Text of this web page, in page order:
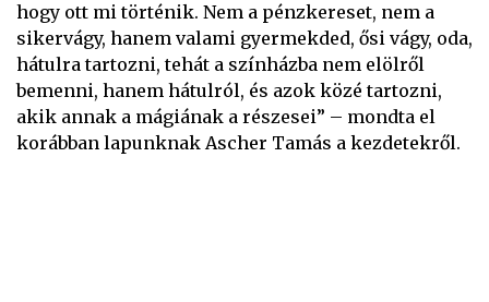
hogy ott mi történik. Nem a pénzkereset, nem a
sikervágy, hanem valami gyermekded, ősi vágy, oda,
hátulra tartozni, tehát a színházba nem elölről
bemenni, hanem hátulról, és azok közé tartozni,
akik annak a mágiának a részesei” – mondta el
korábban lapunknak Ascher Tamás a kezdetekről.